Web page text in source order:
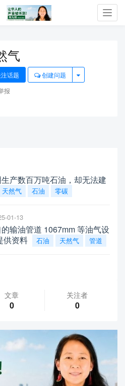
气
话题
创建问题
报
产数百万吨石油，却无法建
天然气 石油 零碳
01-13
输油管道 1067mm 等油气设
供资料
石油 天然气 管道
文章
0
关注者
0